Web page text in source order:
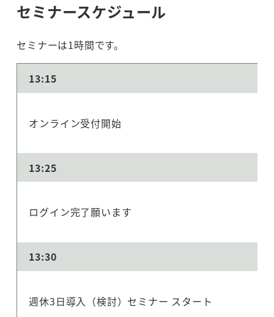
セミナースケジュール
セミナーは1時間です。
13:15
オンライン受付開始
13:25
ログイン完了願います
13:30
週休3日導入（検討）セミナー スタート